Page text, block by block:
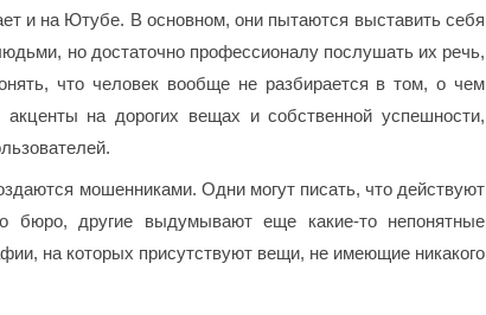
и на Ютубе. В основном, они пытаются выставить себя
но достаточно профессионалу послушать их речь,
что человек вообще не разбирается в том, о чем
акценты на дорогих вещах и собственной успешности,
мошенниками. Одни могут писать, что действуют
бюро, другие выдумывают еще какие-то непонятные
на которых присутствуют вещи, не имеющие никакого